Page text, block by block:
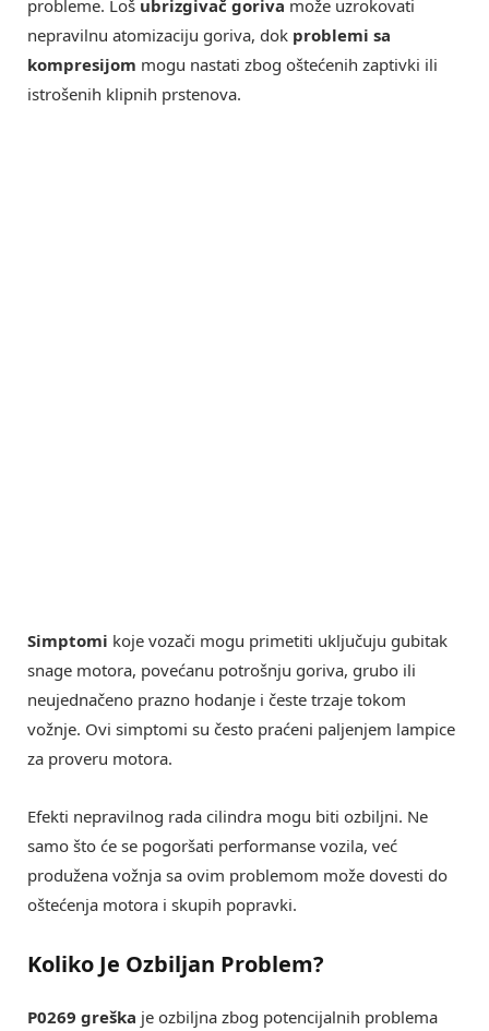
probleme. Loš ubrizgivač goriva može uzrokovati
nepravilnu atomizaciju goriva, dok problemi sa
kompresijom mogu nastati zbog oštećenih zaptivki ili
istrošenih klipnih prstenova.
Simptomi koje vozači mogu primetiti uključuju gubitak
snage motora, povećanu potrošnju goriva, grubo ili
neujednačeno prazno hodanje i česte trzaje tokom
vožnje. Ovi simptomi su često praćeni paljenjem lampice
za proveru motora.
Efekti nepravilnog rada cilindra mogu biti ozbiljni. Ne
samo što će se pogoršati performanse vozila, već
produžena vožnja sa ovim problemom može dovesti do
oštećenja motora i skupih popravki.
Koliko Je Ozbiljan Problem?
P0269 greška je ozbiljna zbog potencijalnih problema